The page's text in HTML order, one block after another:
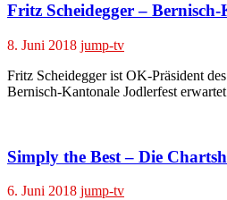
Fritz Scheidegger –
8. Juni 2018 jump-tv
Fritz Scheidegger ist OK-Präsident
Bernisch-Kantonale Jodlerfest
Simply the Best – Die
6. Juni 2018 jump-tv